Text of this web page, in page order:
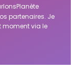
partenaires. Je
moment via le